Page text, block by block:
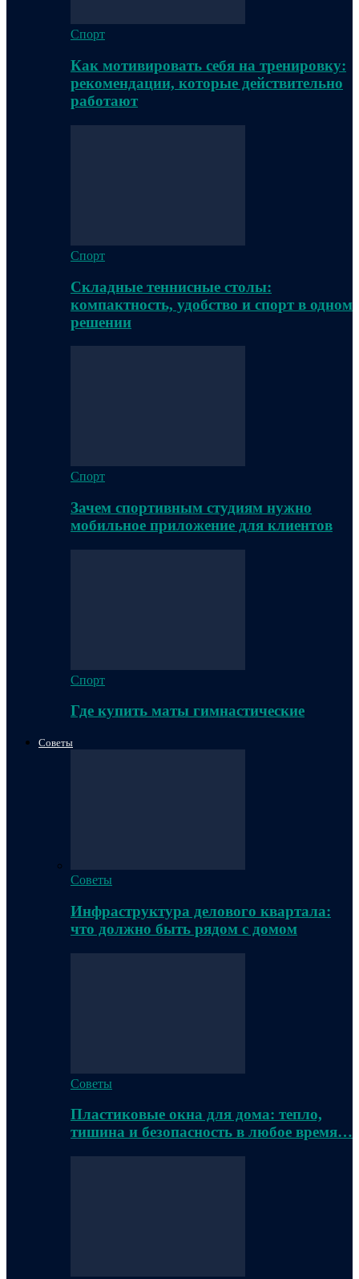
Спорт
Как мотивировать себя на тренировку:
рекомендации, которые действительно
работают
Спорт
Складные теннисные столы:
компактность, удобство и спорт в одном
решении
Спорт
Зачем спортивным студиям нужно
мобильное приложение для клиентов
Спорт
Где купить маты гимнастические
Советы
Советы
Инфраструктура делового квартала:
что должно быть рядом с домом
Советы
Пластиковые окна для дома: тепло,
тишина и безопасность в любое время…